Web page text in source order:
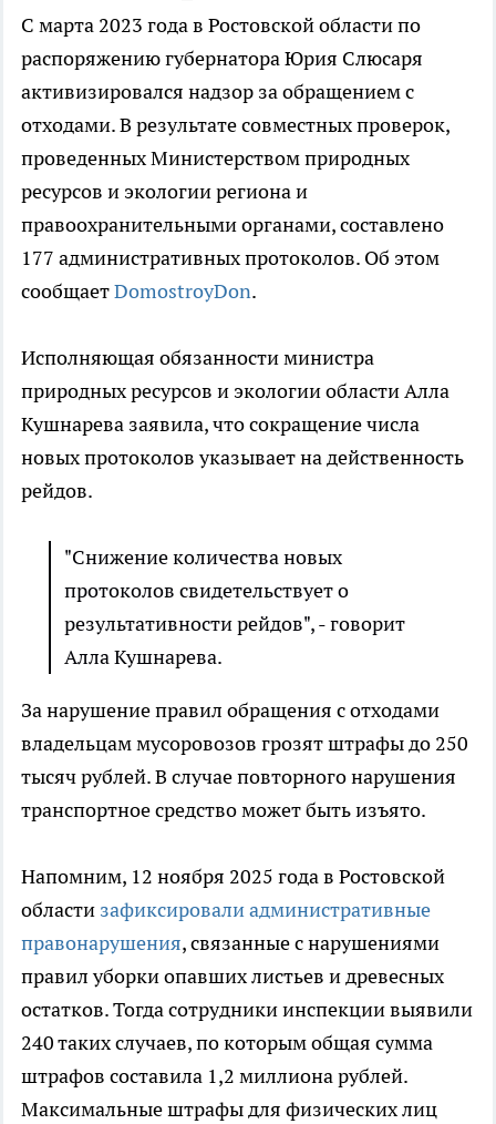
С марта 2023 года в Ростовской области по
распоряжению губернатора Юрия Слюсаря
активизировался надзор за обращением с
отходами. В результате совместных проверок,
проведенных Министерством природных
ресурсов и экологии региона и
правоохранительными органами, составлено
177 административных протоколов. Об этом
сообщаетDomostroyDon.
Исполняющая обязанности министра
природных ресурсов и экологии области Алла
Кушнарева заявила, что сокращение числа
новых протоколов указывает на действенность
рейдов.
"Снижение количества новых
протоколов свидетельствует о
результативности рейдов", - говорит
Алла Кушнарева.
За нарушение правил обращения с отходами
владельцам мусоровозов грозят штрафы до 250
тысяч рублей. В случае повторного нарушения
транспортное средство может быть изъято.
Напомним, 12 ноября 2025 года в Ростовской
области зафиксировали административные
правонарушения, связанные с нарушениями
правил уборки опавших листьев и древесных
остатков. Тогда сотрудники инспекции выявили
240 таких случаев, по которым общая сумма
штрафов составила 1,2 миллиона рублей.
Максимальные штрафы для физических лиц